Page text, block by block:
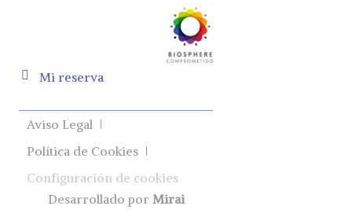
Mi reserva
Aviso Legal
Política de Cookies
Configuración de cookies
Desarrollado por Mirai